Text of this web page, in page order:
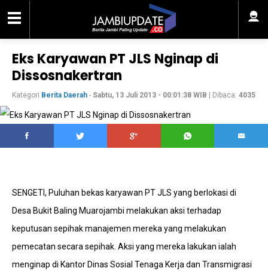
Eks Karyawan PT JLS Nginap di
Dissosnakertran
Kategori Berita Daerah - Sabtu, 13 Juli 2013 - 00:01:38 WIB | Dibaca: 4035
SENGETI, Puluhan bekas karyawan PT JLS yang berlokasi di
Desa Bukit Baling Muarojambi melakukan aksi terhadap
keputusan sepihak manajemen mereka yang melakukan
pemecatan secara sepihak. Aksi yang mereka lakukan ialah
menginap di Kantor Dinas Sosial Tenaga Kerja dan Transmigrasi